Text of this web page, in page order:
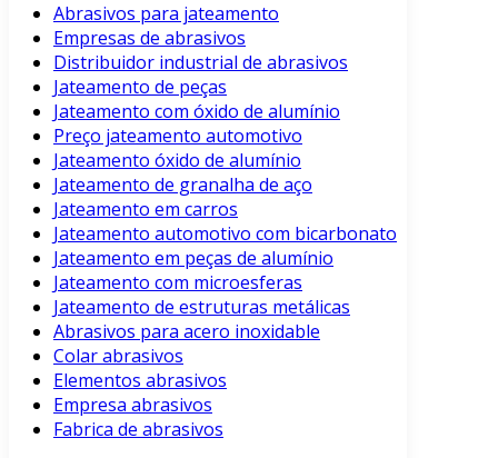
Abrasivos para jateamento
Empresas de abrasivos
Distribuidor industrial de abrasivos
Jateamento de peças
Jateamento com óxido de alumínio
Preço jateamento automotivo
Jateamento óxido de alumínio
Jateamento de granalha de aço
Jateamento em carros
Jateamento automotivo com bicarbonato
Jateamento em peças de alumínio
Jateamento com microesferas
Jateamento de estruturas metálicas
Abrasivos para acero inoxidable
Colar abrasivos
Elementos abrasivos
Empresa abrasivos
Fabrica de abrasivos